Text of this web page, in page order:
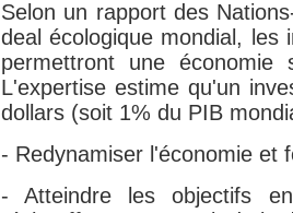
Selon un rapport des
deal écologique mondial, les
permettront une
L'expertise estime qu'un
dollars (soit 1% du PIB
- Redynamiser l'économie et
- Atteindre les objectifs